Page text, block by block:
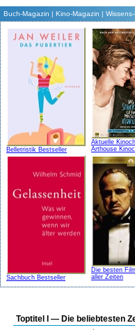
Buch-Magazin | Kino-Magazin |
Belletristik Bestseller
Aktuelle
Arthouse
Sachbuch Bestseller
Die besten
aller Zeiten
Toptitel I — Die beliebtesten